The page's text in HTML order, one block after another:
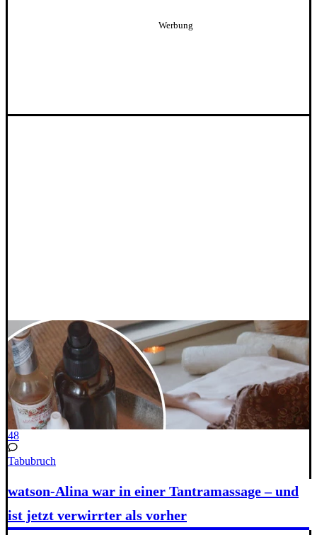
48
Tabubruch
watson-Alina war in einer Tantramassage – und
ist jetzt verwirrter als vorher